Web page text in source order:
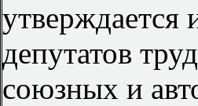
утверждается
депутатов
союзных и